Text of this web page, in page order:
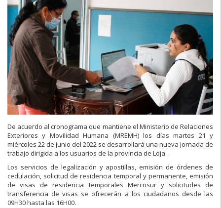
De acuerdo al cronograma que mantiene el Ministerio de Relaciones
Exteriores y Movilidad Humana (MREMH) los días martes 21 y
miércoles 22 de junio del 2022 se desarrollará una nueva jornada de
trabajo dirigida a los usuarios de la provincia de Loja.
Los servicios de legalización y apostillas, emisión de órdenes de
cedulación, solicitud de residencia temporal y permanente, emisión
de visas de residencia temporales Mercosur y solicitudes de
transferencia de visas se ofrecerán a los ciudadanos desde las
09H30 hasta las 16H00.